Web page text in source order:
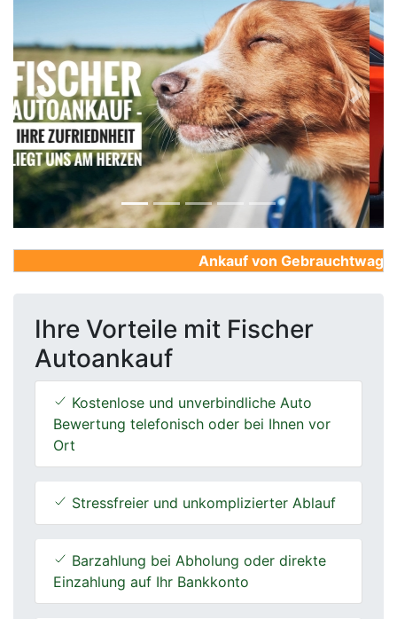
Previous Next
Ankauf von
Ihre Vorteile mit Fischer
Autoankauf
Kostenlose und unverbindliche Auto
Bewertung telefonisch oder bei Ihnen vor
Ort
Stressfreier und unkomplizierter Ablauf
Barzahlung bei Abholung oder direkte
Einzahlung auf Ihr Bankkonto